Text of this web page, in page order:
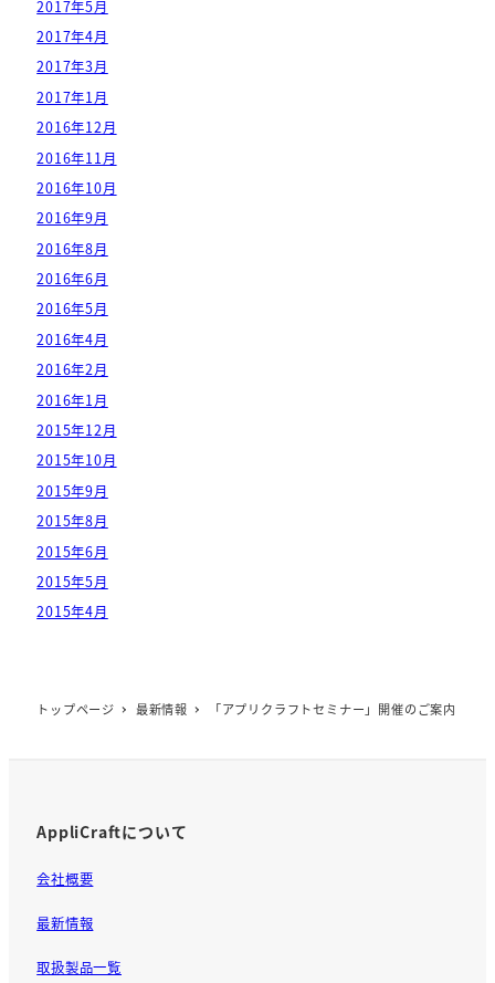
2017年5月
2017年4月
2017年3月
2017年1月
2016年12月
2016年11月
2016年10月
2016年9月
2016年8月
2016年6月
2016年5月
2016年4月
2016年2月
2016年1月
2015年12月
2015年10月
2015年9月
2015年8月
2015年6月
2015年5月
2015年4月
トップページ 最新情報 「アプリクラフトセミナー」開催のご案内
AppliCraftについて
会社概要
最新情報
取扱製品一覧